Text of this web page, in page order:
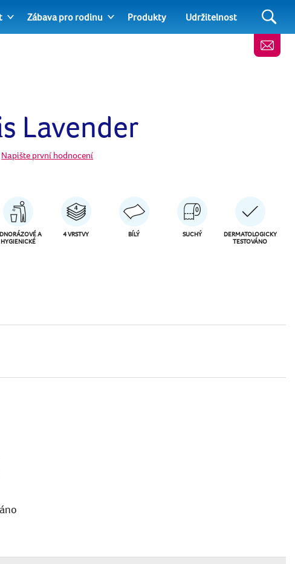
Zábava pro rodinu Produkty Udržitelnost
Lavender
Napište první hodnocení
A
HYGIENICKÉ
4 VRSTVY BÍLÝ SUCHÝ
DERMATOLOGICKY
TESTOVÁNO